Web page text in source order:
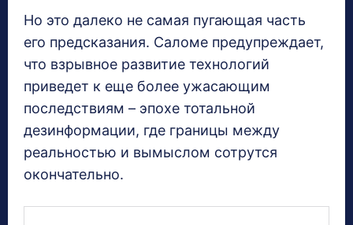
Но это далеко не самая пугающая часть
его предсказания. Саломе предупреждает,
что взрывное развитие технологий
приведет к еще более ужасающим
последствиям – эпохе тотальной
дезинформации, где границы между
реальностью и вымыслом сотрутся
окончательно.